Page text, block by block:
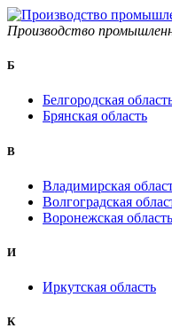
Производство
Б
Белгородская
Брянская область
B
Владимирская
Волгоградская
Воронежская область
И
Иркутская область
К